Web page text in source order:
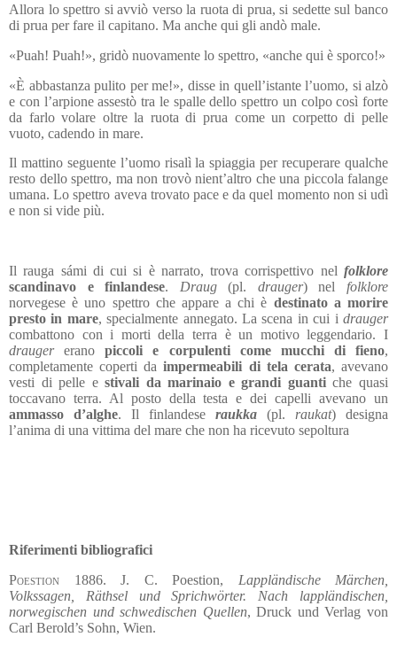
Allora lo spettro si avviò verso la ruota di prua, si sedette sul banco
di prua per fare il capitano. Ma anche qui gli andò male.
«Puah! Puah!», gridò nuovamente lo spettro, «anche qui è sporco!»
«È abbastanza pulito per me!», disse in quell’istante l’uomo, si alzò
e con l’arpione assestò tra le spalle dello spettro un colpo così forte
da farlo volare oltre la ruota di prua come un corpetto di pelle
vuoto, cadendo in mare.
Il mattino seguente l’uomo risalì la spiaggia per recuperare qualche
resto dello spettro, ma non trovò nient’altro che una piccola falange
umana. Lo spettro aveva trovato pace e da quel momento non si udì
e non si vide più.
Il rauga sámi di cui si è narrato, trova corrispettivo nelfolklore
scandinavo e finlandese. Draug(pl. drauger) nel folklore
norvegese è uno spettro che appare a chi è destinato a morire
presto in mare, specialmente annegato. La scena in cui idrauger
combattono con i morti della terra è un motivo leggendario. I
draugereranopiccoli e corpulenti come mucchi di fieno,
completamente coperti daimpermeabili di tela cerata, avevano
vesti di pelle estivali da marinaio e grandi guantiche quasi
toccavano terra. Al posto della testa e dei capelli avevano un
ammasso d’alghe. Il finlandese raukka (pl. raukat) designa
l’anima di una vittima del mare che non ha ricevuto sepoltura
Riferimenti bibliografici
Poestion 1886. J. C. Poestion, Lappländische Märchen,
Volkssagen, Räthsel und Sprichwörter. Nach lappländischen,
norwegischen und schwedischen Quellen, Druck und Verlag von
Carl Berold’s Sohn, Wien.